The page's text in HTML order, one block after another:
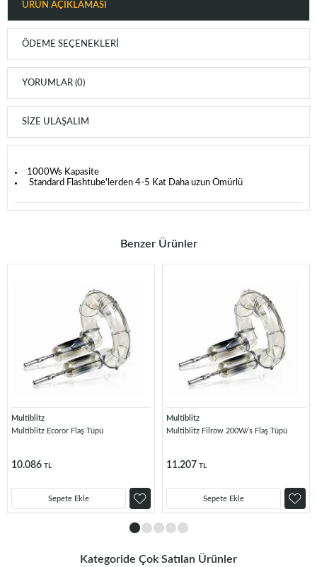
ÜRÜN AÇIKLAMASI
ÖDEME SEÇENEKLERI
YORUMLAR (0)
SIZE ULAŞALIM
1000Ws Kapasite
Standard Flashtube'lerden 4-5 Kat Daha uzun Ömürlü
Benzer Ürünler
Multiblitz
Multiblitz Ecoror Flaş Tüpü
10.086 TL
Sepete Ekle
Multiblitz
Multiblitz Filrow 200W/s Flaş Tüpü
11.207 TL
Sepete Ekle
Kategoride Çok Satılan Ürünler